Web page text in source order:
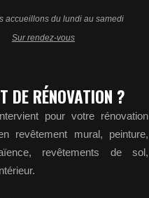
accueillons du lundi au samedi
Sur rendez-vous
DE RÉNOVATION ?
pour votre rénovation
revêtement mural, peinture,
revêtements de sol,